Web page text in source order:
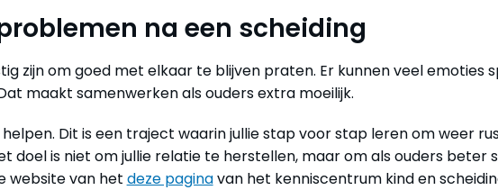
na een scheiding
zijn om goed met elkaar te blijven praten. Er kunnen veel emoties
maakt samenwerken als ouders extra moeilijk.
Dit is een traject waarin jullie stap voor stap leren om weer
doel is niet om jullie relatie te herstellen, maar om als ouders beter
website van het deze paginavan het kenniscentrum kind en